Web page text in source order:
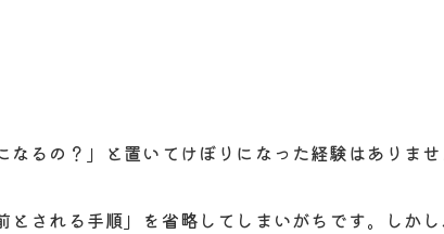
るの？」と置いてけぼりになった経験はありませ
される手順」を省略してしまいがちです。しか